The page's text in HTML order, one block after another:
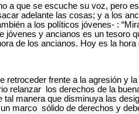
a que se escuche su voz, pero
adelante las cosas; y a los
a los políticos jóvenes- :
jóvenes y ancianos es un tesoro
de los ancianos. Hoy es la
retroceder frente a la agresión y
relanzar los derechos de la
tal manera que disminuya las
marco sólido de derechos y